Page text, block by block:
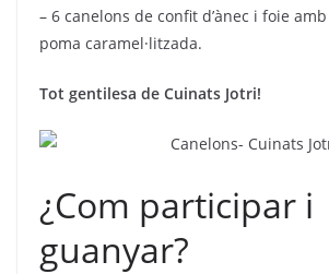
– 6 canelons de confit d’ànec i foie
poma caramel·litzada.
Tot gentilesa de Cuinats Jotri!
¿Com participar i
guanyar?